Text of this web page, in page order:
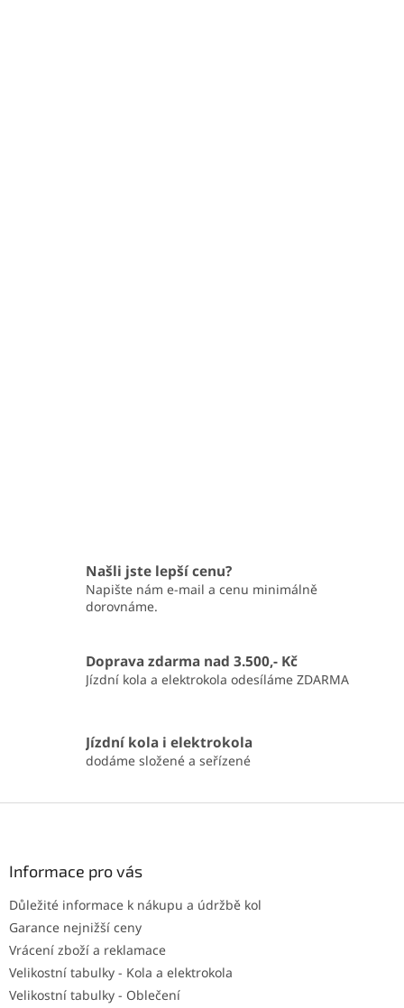
Našli jste lepší cenu?
Napište nám e-mail a cenu minimálně
dorovnáme.
Doprava zdarma nad 3.500,- Kč
Jízdní kola a elektrokola odesíláme ZDARMA
Jízdní kola i elektrokola
dodáme složené a seřízené
Informace pro vás
Důležité informace k nákupu a údržbě kol
Garance nejnižší ceny
Vrácení zboží a reklamace
Velikostní tabulky - Kola a elektrokola
Velikostní tabulky - Oblečení